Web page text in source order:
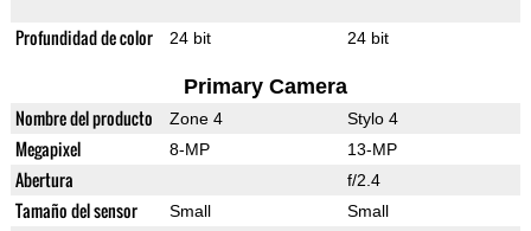
Profundidad de color 24 bit 24 bit
Primary Camera
Nombre del producto Zone 4 Stylo 4
Megapixel 8-MP 13-MP
Abertura f/2.4
Tamaño del sensor Small Small